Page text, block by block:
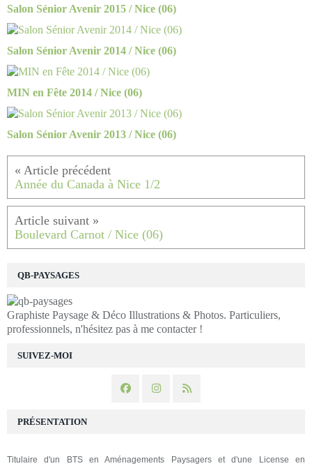
Salon Sénior Avenir 2015 / Nice (06)
Salon Sénior Avenir 2014 / Nice (06)
MIN en Fête 2014 / Nice (06)
Salon Sénior Avenir 2013 / Nice (06)
Année du Canada à Nice 1/2
Boulevard Carnot / Nice (06)
SUIVEZ-MOI
QB-PAYSAGES
Graphiste Paysage & Déco Illustrations & Photos. Particuliers,
professionnels, n'hésitez pas à me contacter !
PRÉSENTATION
Titulaire d'un BTS en Aménagements Paysagers et d'une License en